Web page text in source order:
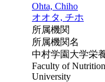
Ohta, Chiho
オオタ, チホ
所属機関
所属機関名
中村学園大学栄
Faculty of
University